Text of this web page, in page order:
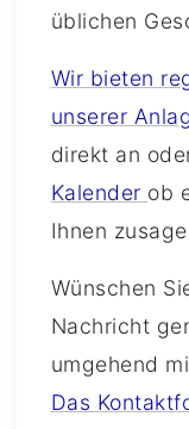
üblichen
Wir bieten
unserer
direkt an
Kalender ob
Ihnen
Wünschen
Nachricht
umgehend
Das